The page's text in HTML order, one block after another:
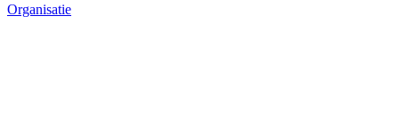
Organisatie